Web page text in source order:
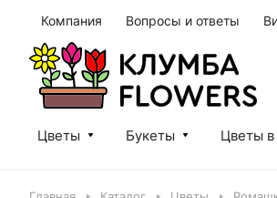
Компания Вопросы и ответы
Цветы Букеты Цветы в